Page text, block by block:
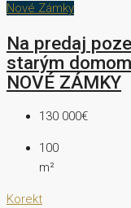
Nové Zámky
Na predaj
starým
NOVÉ ZÁMKY
130 000€
100
m²
Korekt